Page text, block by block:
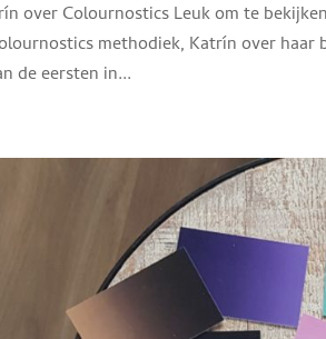
over Colournostics Leuk om te
methodiek, Katrín over
de eersten in...